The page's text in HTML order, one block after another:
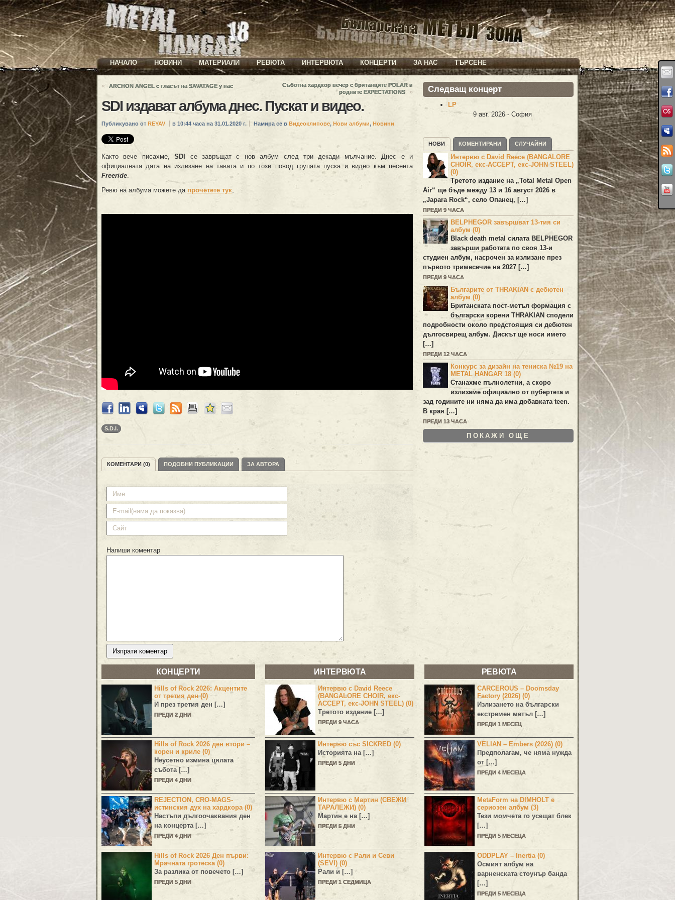
НАЧАЛО НОВИНИ МАТЕРИАЛИ РЕВЮТА ИНТЕРВЮТА КОНЦЕРТИ ЗА НАС ТЪРСЕНЕ
« ARCHON ANGEL с гласът на SAVATAGE у нас
Съботна хардкор вечер с британците POLAR и
родните ЕXPECTATIONS
»
SDI издават албума днес. Пускат и видео.
Публикувано от REYAV в 10:44 часа на 31.01.2020 г. Намира се в Видеоклипове, Нови албуми, Новини
Както вече писахме,SDI
се завръщат с нов албум след три декади мълчание. Днес е и
официалната дата на излизане на тавата и по този повод групата пуска и видео към песента
Freeride
Ревю на албума можете да прочетете тук
S.D.I.
КОМЕНТАРИ (0) ПОДОБНИ ПУБЛИКАЦИИ ЗА АВТОРА
Напиши коментар
Следващ концерт
LP
9 авг. 2026 - София
НОВИ КОМЕНТИРАНИ СЛУЧАЙНИ
Интервю с David Reece (BANGALORE
CHOIR, екс-ACCEPT, екс-JOHN STEEL)
(0)
Третото издание на „Total Metal Open
Air“ ще бъде между 13 и 16 август 2026 в
„Japara Rock“, село Опанец, […]
ПРЕДИ 9 ЧАСА
BELPHEGOR завършват 13-тия си
албум (0)
Black death metal силата BELPHEGOR
завърши работата по своя 13-и
студиен албум, насрочен за излизане през
първото тримесечие на 2027 […]
ПРЕДИ 9 ЧАСА
Българите от THRAKIAN с дебютен
албум (0)
Британската пост-метъл формация с
български корени THRAKIAN сподели
подробности около предстоящия си дебютен
дългосвирещ албум. Дискът ще носи името
[…]
ПРЕДИ 12 ЧАСА
Конкурс за дизайн на тениска №19 на
METAL HANGAR 18 (0)
Станахме пълнолетни, а скоро
излизаме официално от пубертета и
зад годините ни няма да има добавката teen.
В края […]
ПРЕДИ 13 ЧАСА
ПОКАЖИ ОЩЕ
КОНЦЕРТИ
Hills of Rock 2026: Акцентите
от третия ден (0)
И през третия ден […]
ПРЕДИ 2 ДНИ
Hills of Rock 2026 ден втори –
корен и криле (0)
Неусетно измина цялата
събота […]
ПРЕДИ 4 ДНИ
REJECTION, CRO-MAGS-
истинския дух на хардкора (0)
Настъпи дългоочаквания ден
на концерта […]
ПРЕДИ 4 ДНИ
Hills of Rock 2026 Ден първи:
Мрачната гротеска (0)
За разлика от повечето […]
ПРЕДИ 5 ДНИ
ИНТЕРВЮТА
Интервю с David Reece
(BANGALORE CHOIR, екс-
ACCEPT, екс-JOHN STEEL) (0)
Третото издание […]
ПРЕДИ 9 ЧАСА
Интервю със SICKRED (0)
Историята на […]
ПРЕДИ 5 ДНИ
Интервю с Мартин (СВЕЖИ
ТАРАЛЕЖИ) (0)
Мартин е на […]
ПРЕДИ 5 ДНИ
Интервю с Рали и Севи
(SEVI) (0)
Рали и […]
ПРЕДИ 1 СЕДМИЦА
РЕВЮТА
CARCEROUS – Doomsday
Factory (2026) (0)
Излизането на български
екстремен метъл […]
ПРЕДИ 1 МЕСЕЦ
VELIAN – Embers (2026) (0)
Предполагам, че няма нужда
от […]
ПРЕДИ 4 МЕСЕЦА
MetaForm на DIMHOLT е
сериозен албум (3)
Тези момчета го усещат блек
[…]
ПРЕДИ 5 МЕСЕЦА
ODDPLAY – Inertia (0)
Осмият албум на
варненската стоунър банда
[…]
ПРЕДИ 5 МЕСЕЦА